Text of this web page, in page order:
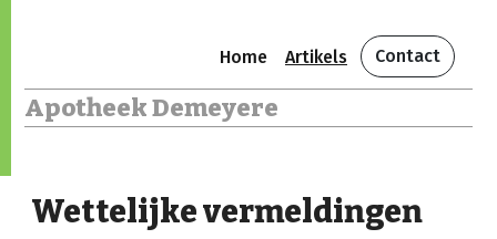
Home Artikels Contact
Apotheek Demeyere
Wettelijke vermeldingen